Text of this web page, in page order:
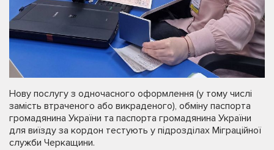
Нову послугу з одночасного оформлення (у тому числі
замість втраченого або викраденого), обміну паспорта
громадянина України та паспорта громадянина України
для виїзду за кордон тестують у підрозділах Міграційної
служби Черкащини.